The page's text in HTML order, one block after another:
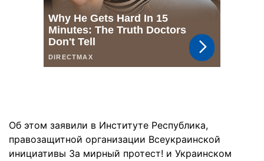
Об этом заявили в Институте Республика,
правозащитной организации Всеукраинской
инициативы За мирный протест! и Украинском